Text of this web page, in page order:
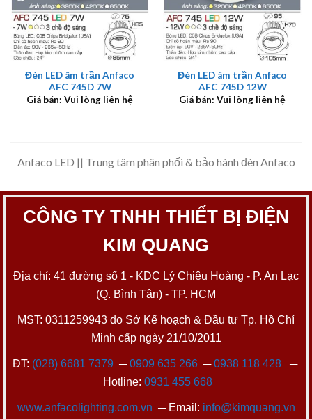
Đèn LED âm trần Anfaco
AFC 745D 7W
Giá bán: Vui lòng liên hệ
Đèn LED âm trần Anfaco
AFC 745D 12W
Giá bán: Vui lòng liên hệ
Anfaco LED || Trung tâm phân phối & bảo hành đèn Anfaco
CÔNG TY TNHH THIẾT BỊ ĐIỆN
KIM QUANG
Địa chỉ: 41 đường số 1 - KDC Lý Chiêu Hoàng - P. An Lạc
(Q. Bình Tân) - TP. HCM
MST: 0311259943 do Sở Kế hoạch & Đầu tư Tp. Hồ Chí
Minh cấp ngày 21/10/2011
ĐT: (028) 6681 7379 ─0909 635 266─0938 118 428─
Hotline: 0931 455 668
www.anfacolighting.com.vn ─ Email: info@kimquang.vn